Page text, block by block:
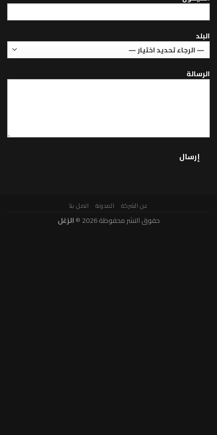
المدونة اتصل بنا
حقوق النشر محفوظة 2026 © الزغل